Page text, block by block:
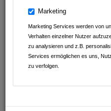
Marketing
Marketing Services werden von
Verhalten einzelner Nutzer
zu analysieren und z.B.
Services ermöglichen es uns,
zu verfolgen.
unseres Teams suchen wir zum
Fachkraft als:
Wir sind ein engagiertes Team
gemeinsamen Ziel, Reiseträume
„Freude am Reisen" immer
wir uns auf Ihre Unterstützung.
SIE HABEN INTERESSE?